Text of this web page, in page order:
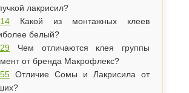
лакрисил?
Какой из монтажных клеев
белый?
Чем отличаются клея группы
от бренда Макрофлекс?
Отличие Сомы и Лакрисила от